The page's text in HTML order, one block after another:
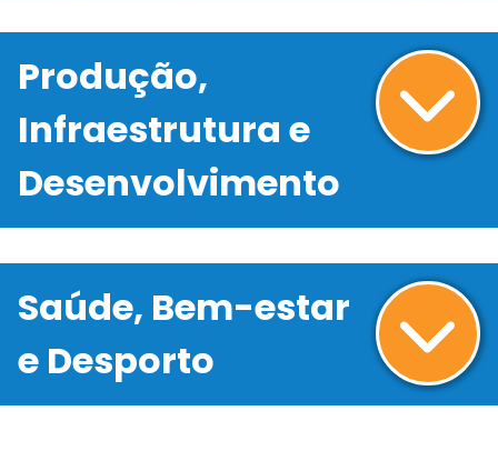
Produção,
Infraestrutura e
Desenvolvimento
Saúde, Bem-estar
e Desporto